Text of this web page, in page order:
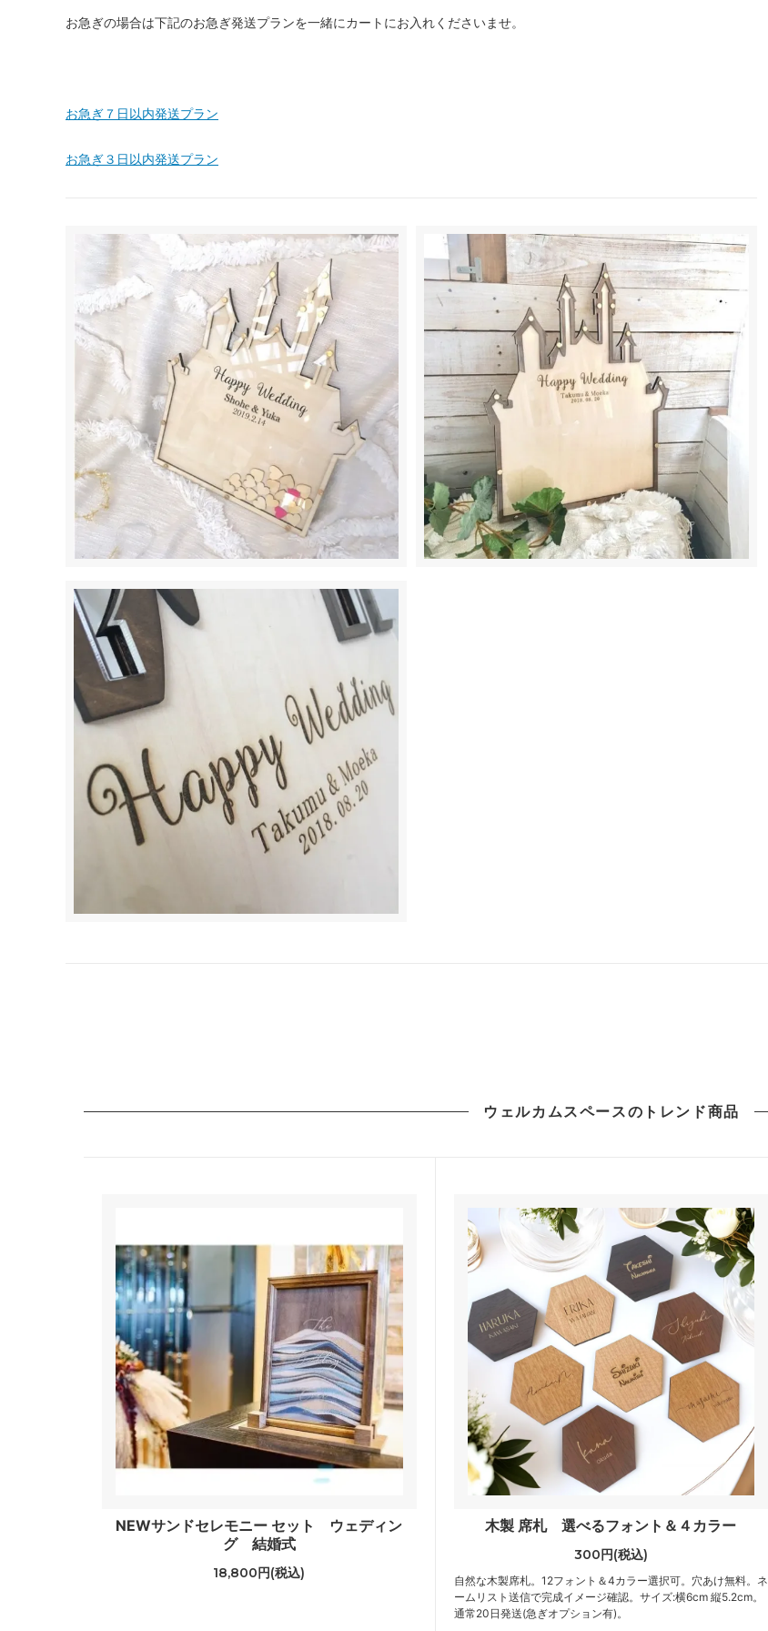
お急ぎの場合は下記のお急ぎ発送プランを一緒にカートにお入れくださいませ。
お急ぎ７日以内発送プラン
お急ぎ３日以内発送プラン
ウェルカムスペースのトレンド商品
NEWサンドセレモニー セット ウェディン
グ 結婚式
18,800円(税込)
木製 席札 選べるフォント＆４カラー
300円(税込)
自然な木製席札。12フォント＆4カラー選択可。穴あけ無料。ネ
ームリスト送信で完成イメージ確認。サイズ:横6cm 縦5.2cm。
通常20日発送(急ぎオプション有)。